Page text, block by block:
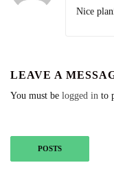
Nice
LEAVE A
You must be logged in to
POSTS